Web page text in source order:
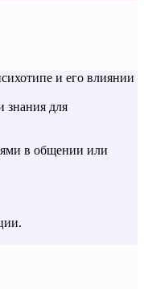
и его влиянии
знания для
в общении или